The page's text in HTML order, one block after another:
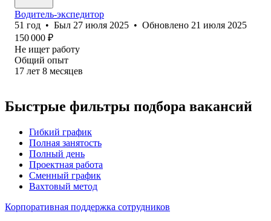
Водитель-экспедитор
51 год • Был 27 июля 2025 • Обновлено 21 июля 2025
150 000 ₽
Не ищет работу
Общий опыт
17 лет 8 месяцев
Быстрые фильтры подбора вакансий
Гибкий график
Полная занятость
Полный день
Проектная работа
Сменный график
Вахтовый метод
Корпоративная поддержка сотрудников